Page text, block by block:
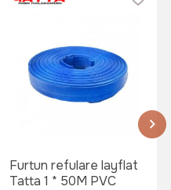
Furtun refulare layflat
Tatta 1 * 50M PVC